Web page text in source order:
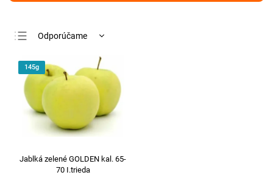
Odporúčame
Najdrahšie
Najpredávanejšie
Abecedne
145g
Jablká zelené GOLDEN kal. 65-
70 I.trieda